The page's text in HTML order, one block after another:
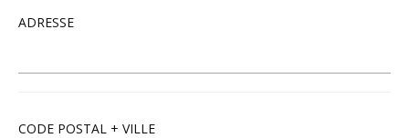
ADRESSE
CODE POSTAL + VILLE